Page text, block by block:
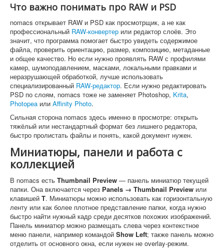
Что важно понимать про RAW и PSD
nomacs открывает RAW и PSD как просмотрщик, а не как
профессиональный RAW-конвертер или редактор слоёв. Это
значит, что программа помогает быстро увидеть содержимое
файла, проверить ориентацию, размер, композицию, метаданные
и общее качество. Но если нужно проявлять RAW с профилями
камер, шумоподавлением, масками, локальными правками и
неразрушающей обработкой, лучше использовать
специализированный RAW-редактор. Если нужно редактировать
PSD по слоям, nomacs тоже не заменяет Photoshop, Krita,
Photopea или Affinity Photo.
Сильная сторона nomacs здесь именно в просмотре: открыть
тяжёлый или нестандартный формат без лишнего редактора,
быстро пролистать файлы и понять, какой документ нужен.
Миниатюры, панели и работа с
коллекцией
В nomacs есть Thumbnail Preview — панель миниатюр текущей
папки. Она включается через Panels → Thumbnail Preview или
клавишей T. Миниатюры можно использовать как горизонтальную
ленту или как более плотное представление папки, когда нужно
быстро найти нужный кадр среди десятков похожих изображений.
Панель миниатюр можно размещать слева через контекстное
меню панели, например командой Show Left; также панель можно
отделить от основного окна, если нужен не overlay-режим.